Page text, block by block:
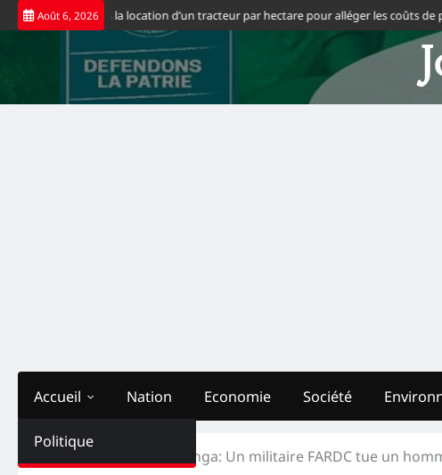
Skip
to
Août 6, 2026
à 65 dollars la location d’un tracteur par hectare pour alléger les coûts de
Accueil
Politique
Nation Economie Société
Mwenga: Un militaire FARDC tue un